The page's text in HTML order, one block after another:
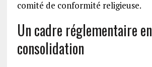
comité de conformité religieuse.
Un cadre réglementaire en
consolidation